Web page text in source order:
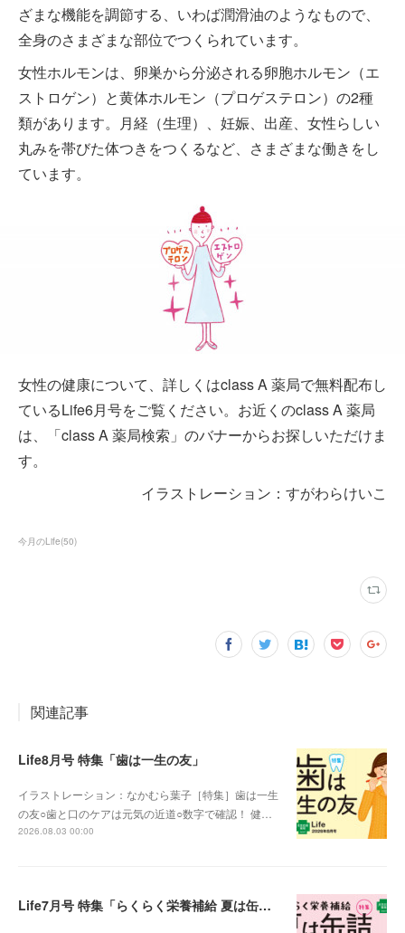
ざまな機能を調節する、いわば潤滑油のようなもので、
全身のさまざまな部位でつくられています。
女性ホルモンは、卵巣から分泌される卵胞ホルモン（エ
ストロゲン）と黄体ホルモン（プロゲステロン）の2種
類があります。月経（生理）、妊娠、出産、女性らしい
丸みを帯びた体つきをつくるなど、さまざまな働きをし
ています。
女性の健康について、詳しくはclass A 薬局で無料配布し
ているLife6月号をご覧ください。お近くのclass A 薬局
は、「class A 薬局検索」のバナーからお探しいただけま
す。
イラストレーション：すがわらけいこ
今月のLife(50)
関連記事
Life8月号 特集「歯は一生の友」
イラストレーション：なかむら葉子［特集］歯は一生
の友○歯と口のケアは元気の近道○数字で確認！ 健…
2026.08.03 00:00
Life7月号 特集「らくらく栄養補給 夏は缶詰」